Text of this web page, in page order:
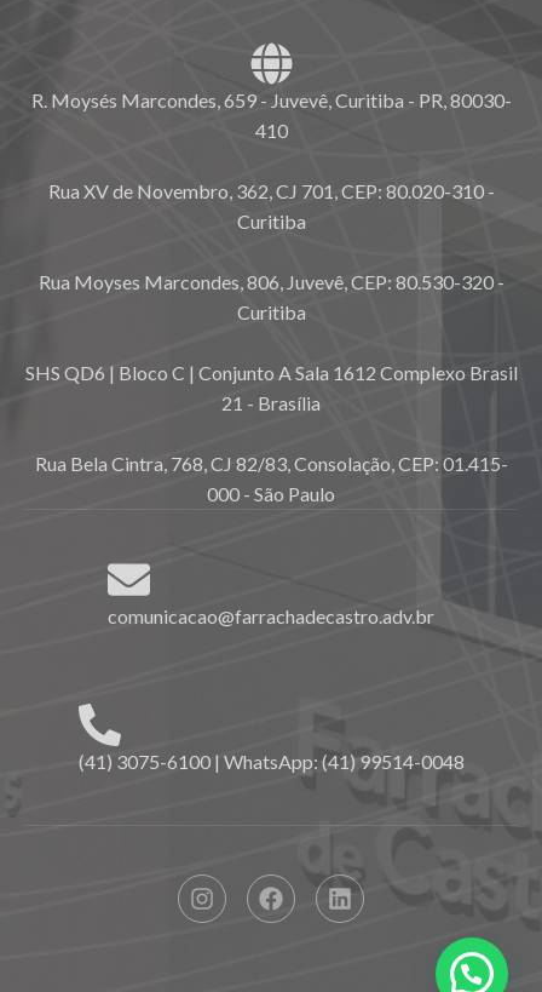
R. Moysés Marcondes, 659 - Juvevê, Curitiba - PR, 80030-
410
Rua XV de Novembro, 362, CJ 701, CEP: 80.020-310 -
Curitiba
Rua Moyses Marcondes, 806, Juvevê, CEP: 80.530-320 -
Curitiba
SHS QD6 | Bloco C | Conjunto A Sala 1612 Complexo Brasil
21 - Brasília
Rua Bela Cintra, 768, CJ 82/83, Consolação, CEP: 01.415-
000 - São Paulo
comunicacao@farrachadecastro.adv.br
(41) 3075-6100 | WhatsApp: (41) 99514-0048